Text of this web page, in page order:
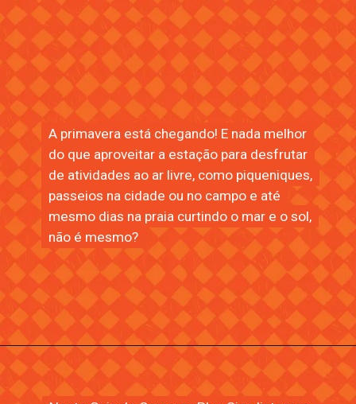
A primavera está chegando! E nada melhor
do que aproveitar a estação para desfrutar
de atividades ao ar livre, como piqueniques,
passeios na cidade ou no campo e até
mesmo dias na praia curtindo o mar e o sol,
não é mesmo?
A primavera está chegando! E nada melhor
do que aproveitar a estação para desfrutar
de atividades ao ar livre, como piqueniques,
passeios na cidade ou no campo e até
mesmo dias na praia curtindo o mar e o sol,
não é mesmo?